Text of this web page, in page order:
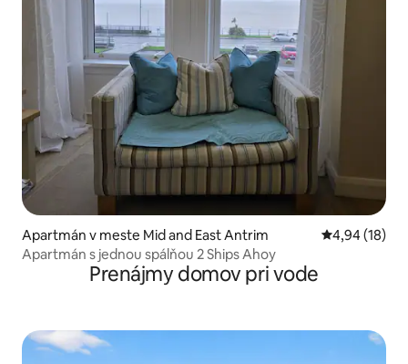
Apartmán v meste Mid and East Antrim Priemerné
4,94 (18)
Apartmán s jednou spálňou 2 Ships Ahoy
Prenájmy domov pri vode